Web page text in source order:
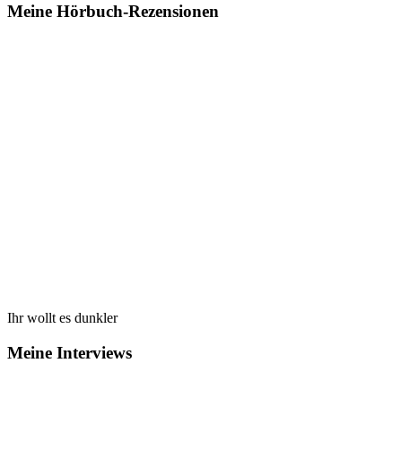
Meine Hörbuch-Rezensionen
Ihr wollt es dunkler
Meine Interviews